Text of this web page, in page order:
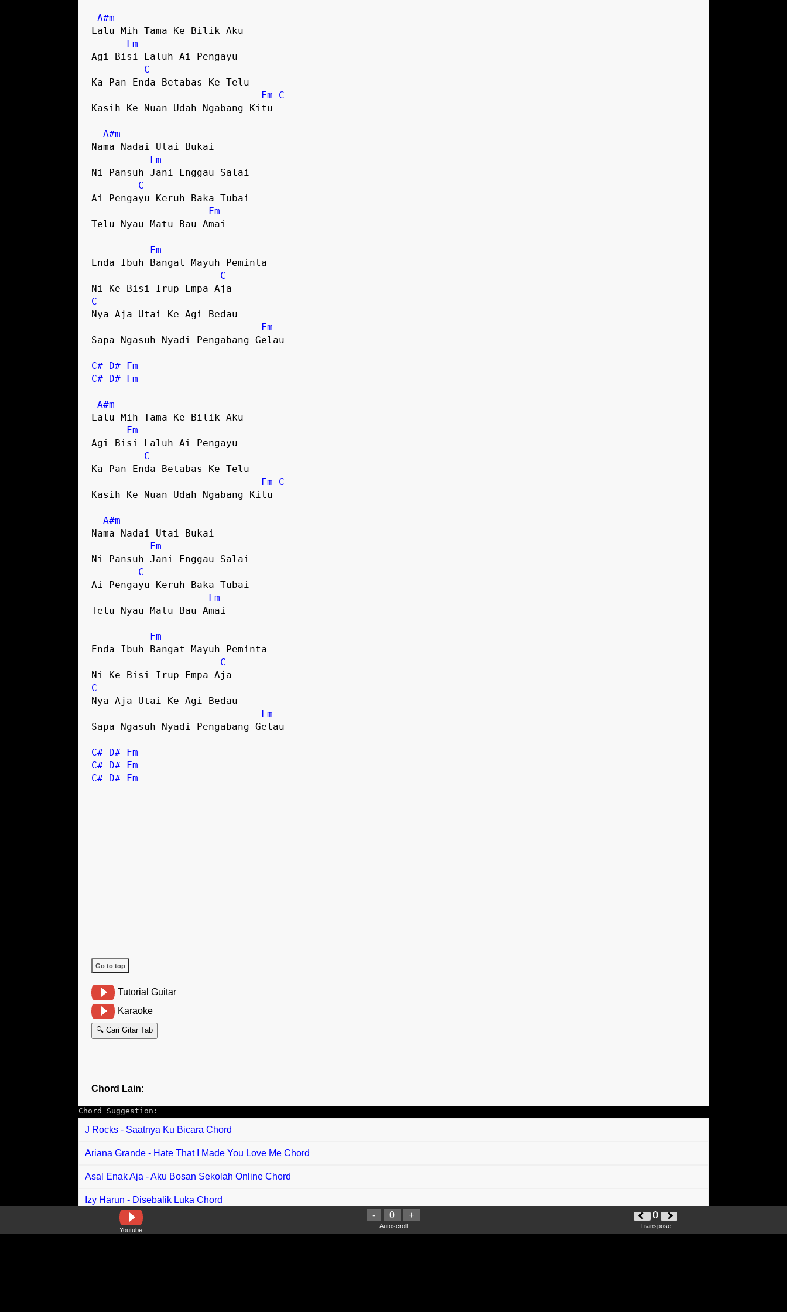
A#m
Lalu Mih Tama Ke Bilik Aku
Fm
Agi Bisi Laluh Ai Pengayu
C
Ka Pan Enda Betabas Ke Telu
Fm
C
Kasih Ke Nuan Udah Ngabang Kitu
A#m
Nama Nadai Utai Bukai
Fm
Ni Pansuh Jani Enggau Salai
C
Ai Pengayu Keruh Baka Tubai
Fm
Telu Nyau Matu Bau Amai
Fm
Enda Ibuh Bangat Mayuh Peminta
C
C
Nya Aja Utai Ke Agi Bedau
Fm
Sapa Ngasuh Nyadi Pengabang Gelau
C# D# Fm
C# D# Fm
A#m
Lalu Mih Tama Ke Bilik Aku
Fm
Agi Bisi Laluh Ai Pengayu
C
Ka Pan Enda Betabas Ke Telu
Fm
C
Kasih Ke Nuan Udah Ngabang Kitu
A#m
Nama Nadai Utai Bukai
Fm
Ni Pansuh Jani Enggau Salai
C
Ai Pengayu Keruh Baka Tubai
Fm
Telu Nyau Matu Bau Amai
Fm
Enda Ibuh Bangat Mayuh Peminta
C
C
Nya Aja Utai Ke Agi Bedau
Fm
Sapa Ngasuh Nyadi Pengabang Gelau
C# D# Fm
C# D# Fm
C# D# Fm
Go to top
Tutorial Guitar
Karaoke
🔍 Cari Gitar Tab
Chord Lain:
Chord Suggestion:
J Rocks - Saatnya Ku Bicara Chord
Ariana Grande - Hate That I Made You Love Me Chord
Asal Enak Aja - Aku Bosan Sekolah Online Chord
Izy Harun - Disebalik Luka Chord
Toy Story - Youve Got A Friend In Me Chord
Youtube
- 0 +
Autoscroll
0
Transpose